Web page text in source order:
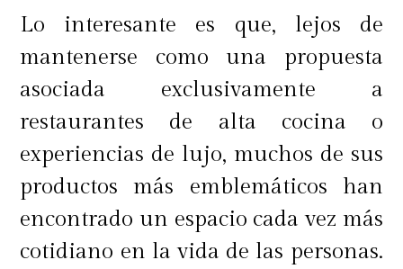
Lo interesante es que, lejos de
mantenerse como una propuesta
asociada exclusivamente a
restaurantes de alta cocina o
experiencias de lujo, muchos de sus
productos más emblemáticos han
encontrado un espacio cada vez más
cotidiano en la vida de las personas.